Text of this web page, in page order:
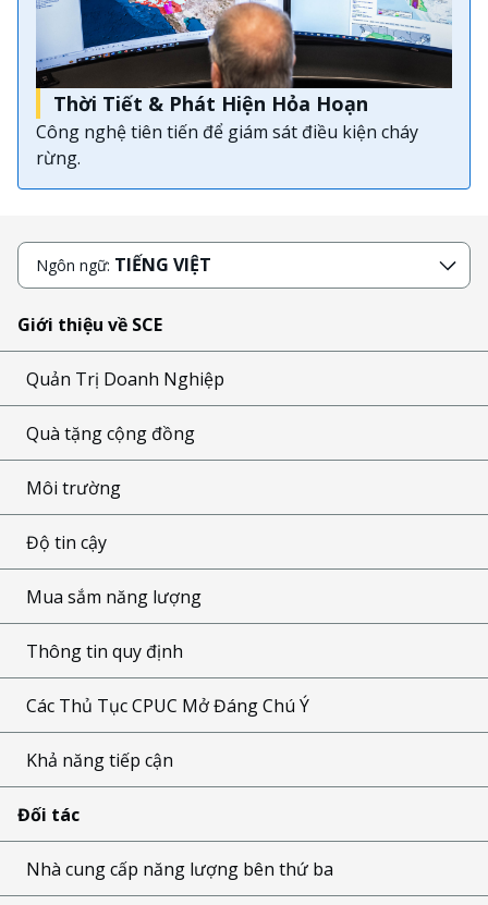
Thời Tiết & Phát Hiện Hỏa Hoạn
Công nghệ tiên tiến để giám sát điều kiện cháy
rừng.
Ngôn ngữ: TIẾNG VIỆT
Giới thiệu về SCE
Quản Trị Doanh Nghiệp
Quà tặng cộng đồng
Môi trường
Độ tin cậy
Mua sắm năng lượng
Thông tin quy định
Các Thủ Tục CPUC Mở Đáng Chú Ý
Khả năng tiếp cận
Đối tác
Nhà cung cấp năng lượng bên thứ ba